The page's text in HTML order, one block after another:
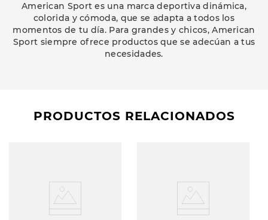
American Sport es una marca deportiva dinámica,
colorida y cómoda, que se adapta a todos los
momentos de tu día. Para grandes y chicos, American
Sport siempre ofrece productos que se adecúan a tus
necesidades.
PRODUCTOS RELACIONADOS